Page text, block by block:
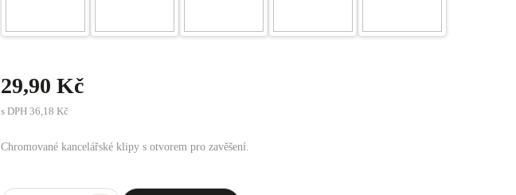
29,90 Kč
s DPH 36,18 Kč
Chromované kancelářské klipy s otvorem pro zavěšení.